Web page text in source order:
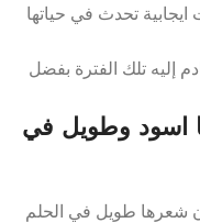
تحدث في حياتها
إليه تلك الفترة بفضل
اسود وطويل في
شعرها طويل في الحلم